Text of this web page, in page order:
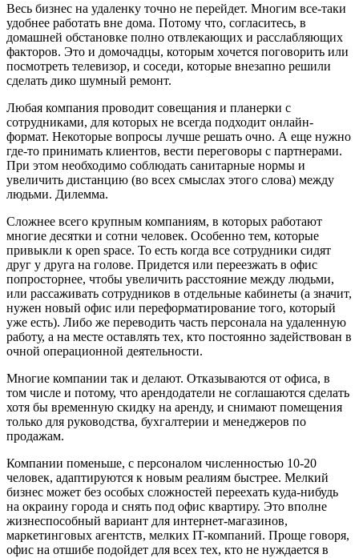
Весь бизнес на удаленку точно не перейдет. Многим все-таки
удобнее работать вне дома. Потому что, согласитесь, в
домашней обстановке полно отвлекающих и расслабляющих
факторов. Это и домочадцы, которым хочется поговорить или
посмотреть телевизор, и соседи, которые внезапно решили
сделать дико шумный ремонт.
Любая компания проводит совещания и планерки с
сотрудниками, для которых не всегда подходит онлайн-
формат. Некоторые вопросы лучше решать очно. А еще нужно
где-то принимать клиентов, вести переговоры с партнерами.
При этом необходимо соблюдать санитарные нормы и
увеличить дистанцию (во всех смыслах этого слова) между
людьми. Дилемма.
Сложнее всего крупным компаниям, в которых работают
многие десятки и сотни человек. Особенно тем, которые
привыкли к open space. То есть когда все сотрудники сидят
друг у друга на голове. Придется или переезжать в офис
попросторнее, чтобы увеличить расстояние между людьми,
или рассаживать сотрудников в отдельные кабинеты (а значит,
нужен новый офис или переформатирование того, который
уже есть). Либо же переводить часть персонала на удаленную
работу, а на месте оставлять тех, кто постоянно задействован в
очной операционной деятельности.
Многие компании так и делают. Отказываются от офиса, в
том числе и потому, что арендодатели не соглашаются сделать
хотя бы временную скидку на аренду, и снимают помещения
только для руководства, бухгалтерии и менеджеров по
продажам.
Компании поменьше, с персоналом численностью 10-20
человек, адаптируются к новым реалиям быстрее. Мелкий
бизнес может без особых сложностей переехать куда-нибудь
на окраину города и снять под офис квартиру. Это вполне
жизнеспособный вариант для интернет-магазинов,
маркетинговых агентств, мелких IT-компаний. Проще говоря,
офис на отшибе подойдет для всех тех, кто не нуждается в